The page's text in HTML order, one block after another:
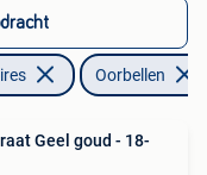
Oorbellen
Geel goud - 18-